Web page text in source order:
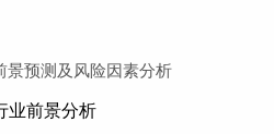
景预测及风险因素分析
业前景分析